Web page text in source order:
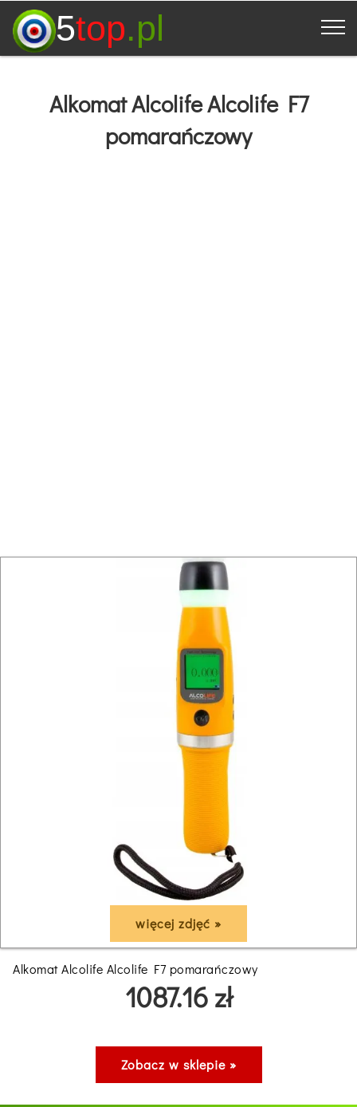
5top.pl
Alkomat Alcolife Alcolife F7
pomarańczowy
więcej zdjęć »
Alkomat Alcolife Alcolife F7 pomarańczowy
1087.16 zł
Zobacz w sklepie »